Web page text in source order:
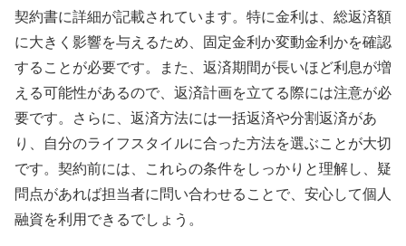
契約書に詳細が記載されています。特に金利は、総返済額
に大きく影響を与えるため、固定金利か変動金利かを確認
することが必要です。また、返済期間が長いほど利息が増
える可能性があるので、返済計画を立てる際には注意が必
要です。さらに、返済方法には一括返済や分割返済があ
り、自分のライフスタイルに合った方法を選ぶことが大切
です。契約前には、これらの条件をしっかりと理解し、疑
問点があれば担当者に問い合わせることで、安心して個人
融資を利用できるでしょう。